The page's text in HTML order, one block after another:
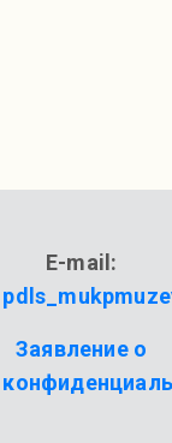
E-mail:
Заявление о